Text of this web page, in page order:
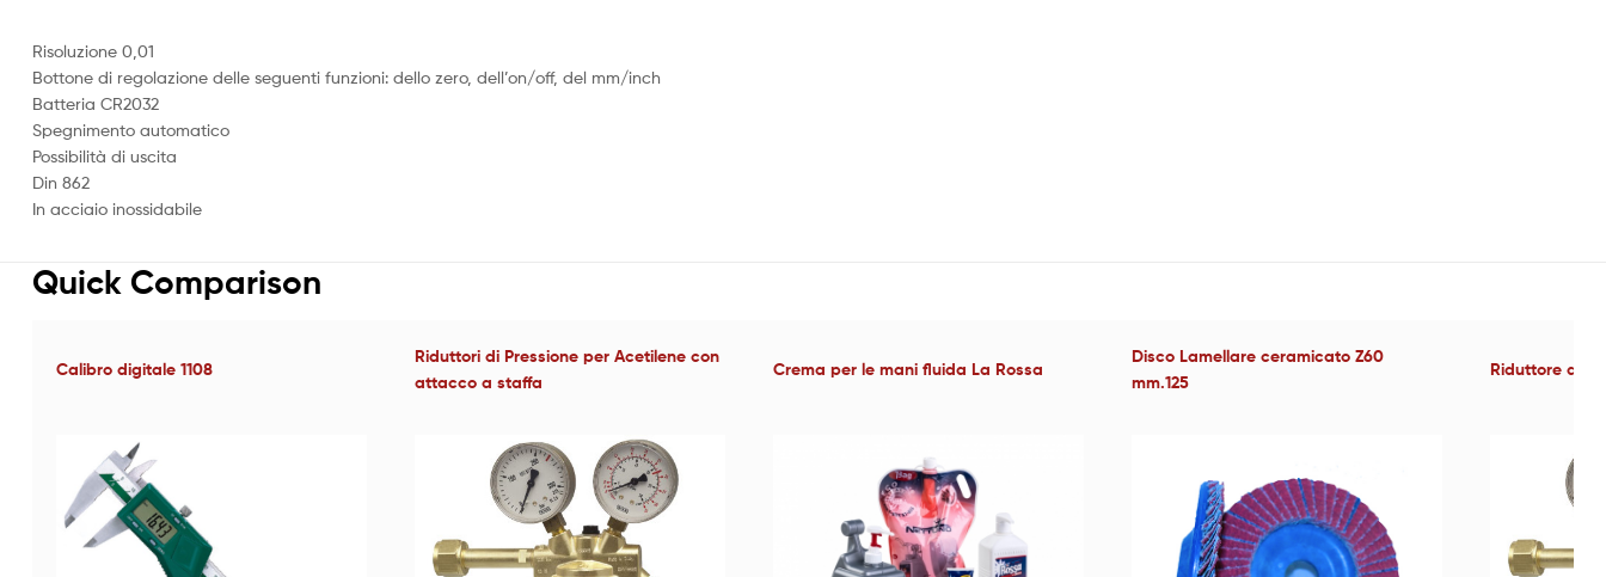
Risoluzione 0,01
Bottone di regolazione delle seguenti funzioni: dello zero, dell’on/off, del mm/inch
Batteria CR2032
Spegnimento automatico
Possibilità di uscita
Din 862
In acciaio inossidabile
Quick Comparison
Calibro digitale 1108
Riduttori di Pressione per Acetilene con
attacco a staffa
Crema per le mani fluida La Rossa
Disco Lamellare ceramicato Z60
mm.125
Riduttore di